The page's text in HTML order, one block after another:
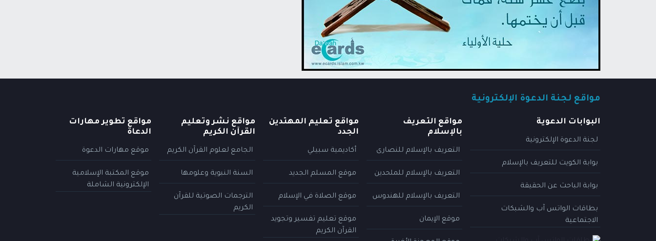
مواقع لجنة الدعوة الإلكترونية
البوابات الدعوية
لجنة الدعوة الإلكترونية
بوابة الكويت للتعريف بالإسلام
بوابة الباحث عن الحقيقة
بطاقات الواتس آب والشبكات
الاجتماعية
مواقع التعريف
بالإسلام
التعريف بالإسلام للنصارى
التعريف بالإسلام للملحدين
التعريف بالإسلام للهندوس
موقع الإيمان
مواقع تعليم المهتدين
الجدد
أكاديمية سبيلي
موقع المسلم الجديد
موقع الصلاة في الإسلام
موقع تعليم تفسير وتجويد
القرآن الكريم
مواقع نشر وتعليم
القرآن الكريم
الجامع لعلوم القرآن الكريم
السنة النبوية وعلومها
الترجمات الصوتية للقرآن
الكريم
مواقع تطوير مهارات
الدعاة
موقع مهارات الدعوة
موقع المكتبة الإسلامية
الإلكترونية الشاملة